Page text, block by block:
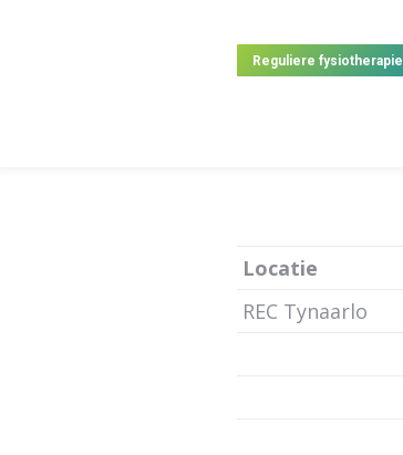
Reguliere fysiotherapie
Locatie
REC Tynaarlo